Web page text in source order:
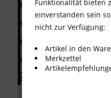
Funktionalität bieten
einverstanden sein
nicht zur Verfügung:
Artikel in den
Merkzettel